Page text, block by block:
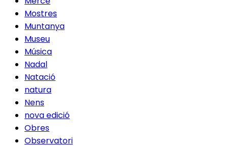
Mostres
Muntanya
Museu
Música
Nadal
Natació
natura
Nens
nova edició
Obres
Observatori